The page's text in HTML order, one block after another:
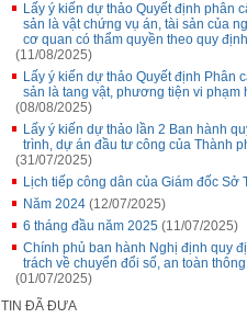
Lấy ý kiến dự thảo Quyết định phân
sản là vật chứng vụ án, tài sản của
cơ quan có thẩm quyền theo quy định
(11/08/2025)
Lấy ý kiến dự thảo Quyết định Phân
sản là tang vật, phương tiện vi
(08/08/2025)
Lấy ý kiến dự thảo lần 2 Ban hành
trình, dự án đầu tư công của Thành
(31/07/2025)
Lịch tiếp công dân của Giám đốc Sở
Năm 2024 (12/07/2025)
6 tháng đầu năm 2025 (11/07/2025)
Chính phủ ban hành Nghị định quy
trách về chuyển đổi số, an toàn
(01/07/2025)
TIN ĐÃ ĐƯA